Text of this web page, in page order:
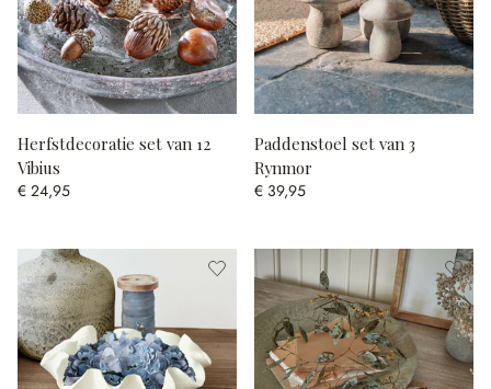
Herfstdecoratie set van 12
Vibius
€ 24,95
Paddenstoel set van 3
Rynmor
€ 39,95